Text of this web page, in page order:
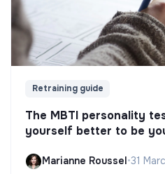
Retraining guide
The MBTI personality
yourself better to be
Marianne Roussel•31